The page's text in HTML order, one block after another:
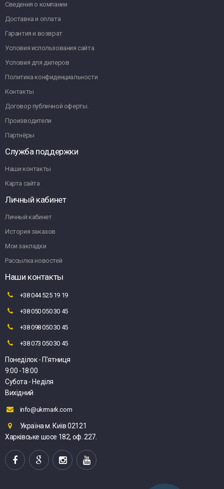
Сведения о компании
Доставка и оплата
Гарантия и возврат
Условия использования сайта
Условия для дилеров
Политика конфиденциальности
Контакты
Договор публичной оферты.
Производители
Партнёры
Служба поддержки
Наши контакты
Карта сайта
Личный кабинет
Личный кабинет
История заказов
Мои закладки
Рассылка новостей
Наши контакты
+38 044 525 19 19
+38 050 050 30 45
+38 098 050 30 45
+38 073 050 30 45
Понеділок - П'ятниця
9:00 -18:00
Субота - Неділя
Вихідний
info@ukrmark.com
Україна м. Київ 02121
Харківське шосе 182, оф. 227.